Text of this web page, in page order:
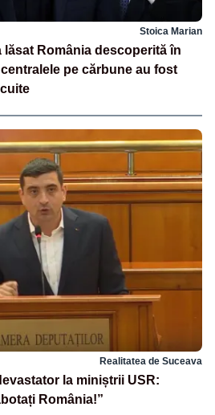
Stoica Marian
lăsat România descoperită în
pe cărbune au fost
Realitatea de Suceava
la miniștrii USR:
România!”